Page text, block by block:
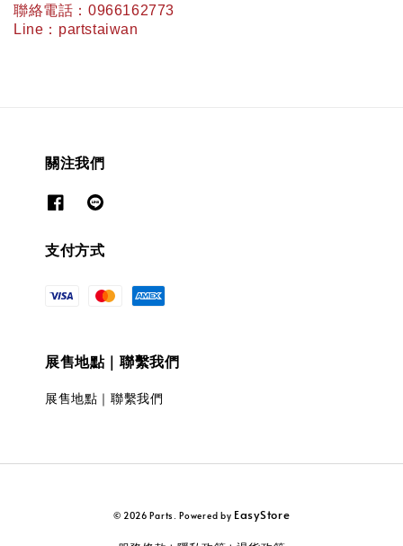
聯絡電話： 0966162773
Line ： partstaiwan
關注我們
支付方式
展售地點｜聯繫我們
展售地點｜聯繫我們
© 2026 Parts. Powered by EasyStore